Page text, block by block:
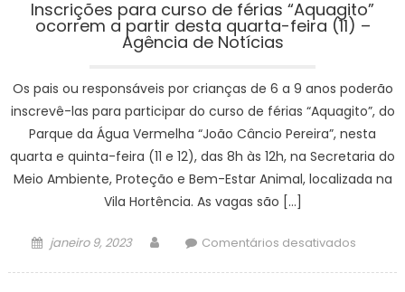
–
IFSP
sobre
contra
o
Estado
de
–
Inscrições para curso de férias “Aquagito”
ocorrem a partir desta quarta-feira (11) –
Agência de Notícias
Os pais ou responsáveis por crianças de 6 a 9 anos poderão
inscrevê-las para participar do curso de férias “Aquagito”, do
Parque da Água Vermelha “João Câncio Pereira”, nesta
quarta e quinta-feira (11 e 12), das 8h às 12h, na Secretaria do
Meio Ambiente, Proteção e Bem-Estar Animal, localizada na
Vila Hortência. As vagas são […]
Posted
janeiro 9, 2023 AuthorComentários desativadosem